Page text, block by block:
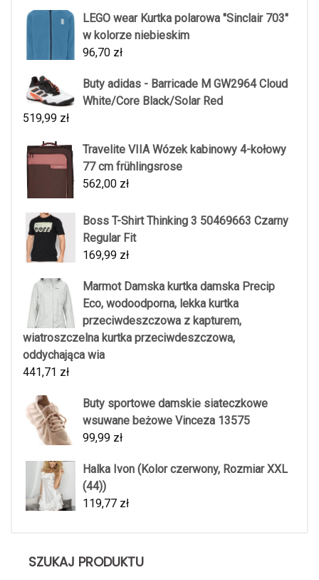
LEGO wear Kurtka polarowa "Sinclair 703"
w kolorze niebieskim
96,70 zł
Buty adidas - Barricade M GW2964 Cloud
White/Core Black/Solar Red
519,99 zł
Travelite VIIA Wózek kabinowy 4-kołowy
77 cm frühlingsrose
562,00 zł
Boss T-Shirt Thinking 3 50469663 Czarny
Regular Fit
169,99 zł
Marmot Damska kurtka damska Precip
Eco, wodoodporna, lekka kurtka
przeciwdeszczowa z kapturem,
wiatroszczelna kurtka przeciwdeszczowa,
oddychająca wia
441,71 zł
Buty sportowe damskie siateczkowe
wsuwane beżowe Vinceza 13575
99,99 zł
Halka Ivon (Kolor czerwony, Rozmiar XXL
(44))
119,77 zł
SZUKAJ PRODUKTU